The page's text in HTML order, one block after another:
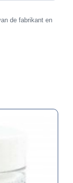
de fabrikant en